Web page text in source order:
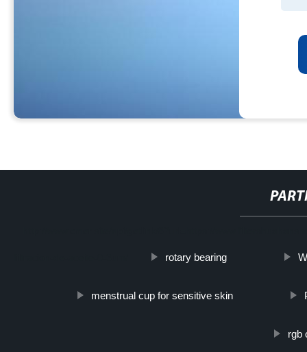
rotary bearing
menstrual cup for sensitive skin
rgb